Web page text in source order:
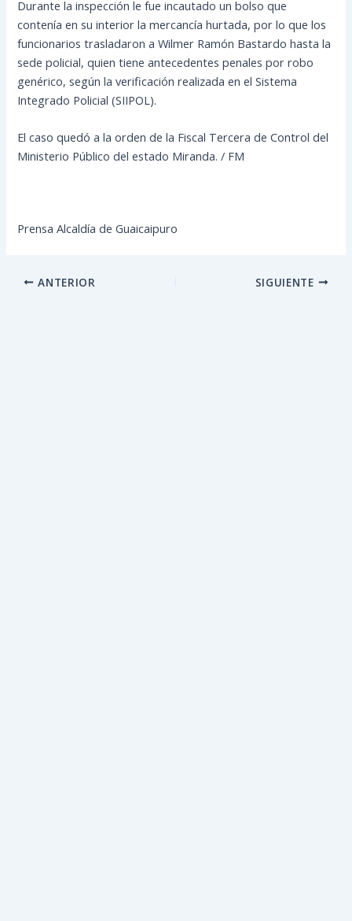
Durante la inspección le fue incautado un bolso que
contenía en su interior la mercancía hurtada, por lo que los
funcionarios trasladaron a Wilmer Ramón Bastardo hasta la
sede policial, quien tiene antecedentes penales por robo
genérico, según la verificación realizada en el Sistema
Integrado Policial (SIIPOL).
El caso quedó a la orden de la Fiscal Tercera de Control del
Ministerio Público del estado Miranda. / FM
Prensa Alcaldía de Guaicaipuro
ANTERIOR SIGUIENTE